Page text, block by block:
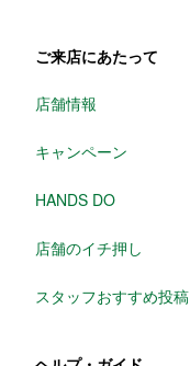
ご来店にあたって
店舗情報
キャンペーン
HANDS DO
店舗のイチ押し
スタッフおすすめ投稿